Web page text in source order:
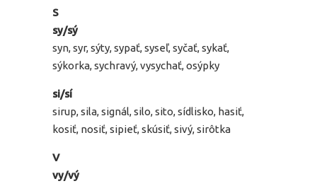
S
sy/sý
syn, syr, sýty, sypať, syseľ, syčať, sykať,
sýkorka, sychravý, vysychať, osýpky
si/sí
sirup, sila, signál, silo, sito, sídlisko, hasiť,
kosiť, nosiť, sipieť, skúsiť, sivý, sirôtka
V
vy/vý